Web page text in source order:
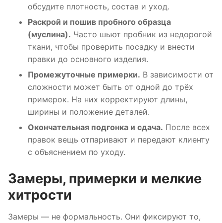
обсудите плотность, состав и уход.
Раскрой и пошив пробного образца
(муслина). Часто шьют пробник из недорогой
ткани, чтобы проверить посадку и внести
правки до основного изделия.
Промежуточные примерки. В зависимости от
сложности может быть от одной до трёх
примерок. На них корректируют длины,
ширины и положение деталей.
Окончательная подгонка и сдача. После всех
правок вещь отпаривают и передают клиенту
с объяснением по уходу.
Замеры, примерки и мелкие
хитрости
Замеры — не формальность. Они фиксируют то,